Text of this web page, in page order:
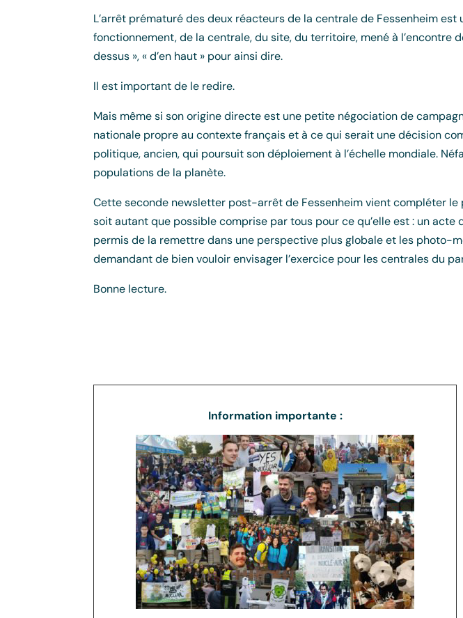
L’arrêt prématuré des deux réacteurs de la centrale de Fessenheim
fonctionnement, de la centrale, du site, du territoire, mené à l’encontre
dessus », « d’en haut » pour ainsi dire.
Il est important de le redire.
Mais même si son origine directe est une petite négociation de
nationale propre au contexte français et à ce qui serait une décision
politique, ancien, qui poursuit son déploiement à l’échelle mondiale.
populations de la planète.
Cette seconde newsletter post-arrêt de Fessenheim vient compléter
soit autant que possible comprise par tous pour ce qu’elle est : un
permis de la remettre dans une perspective plus globale et les photo-
demandant de bien vouloir envisager l’exercice pour les centrales du
Bonne lecture.
Information importante :